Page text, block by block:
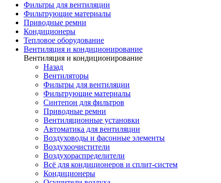
Фильтры для вентиляции
Фильтрующие материалы
Приводные ремни
Кондиционеры
Тепловое оборудование
Вентиляция и кондиционирование
Вентиляция и кондиционирование
Назад
Вентиляторы
Фильтры для вентиляции
Фильтрующие материалы
Синтепон для фильтров
Приводные ремни
Вентиляционные установки
Автоматика для вентиляции
Воздуховоды и фасонные элементы
Воздухоочистители
Воздухораспределители
Всё для кондиционеров и сплит-систем
Кондиционеры